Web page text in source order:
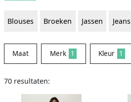
Blouses Broeken Jassen Jeans
Maat Merk 1 Kleur 1
70 resultaten: